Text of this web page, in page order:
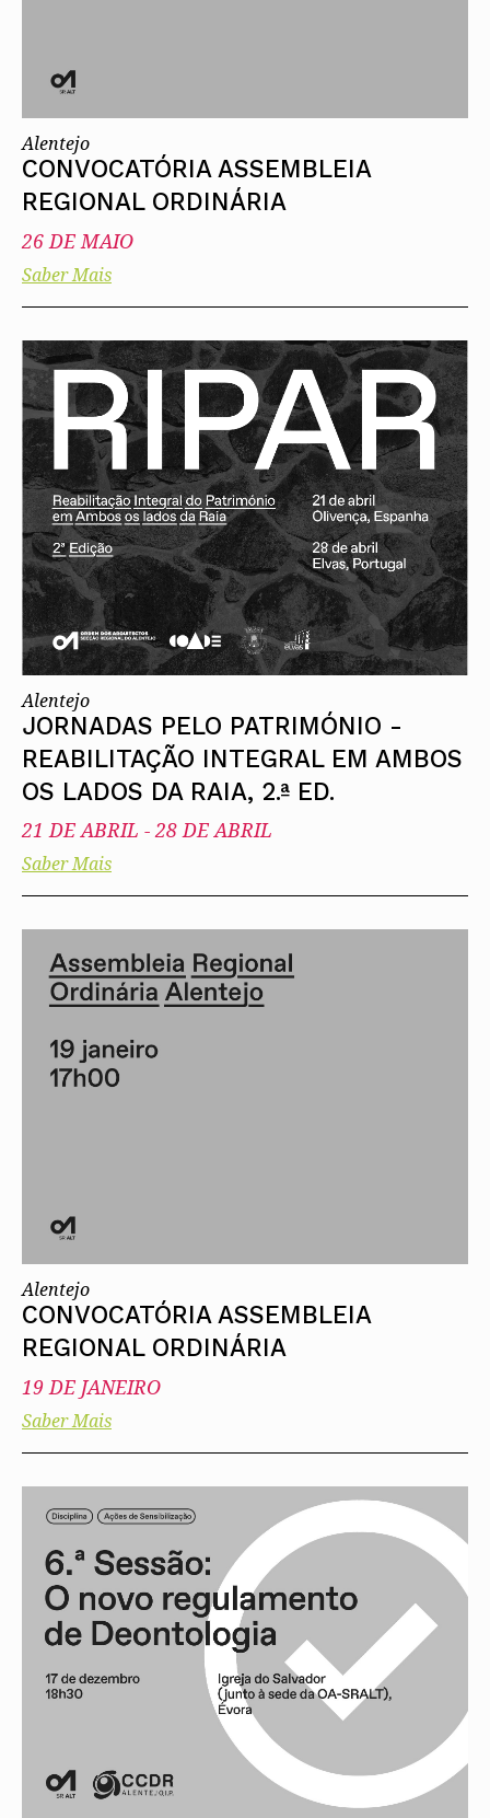
Alentejo
CONVOCATÓRIA ASSEMBLEIA
REGIONAL ORDINÁRIA
26 DE MAIO
Saber Mais
Alentejo
JORNADAS PELO PATRIMÓNIO -
REABILITAÇÃO INTEGRAL EM AMBOS
OS LADOS DA RAIA, 2.ª ED.
21 DE ABRIL -28 DE ABRIL
Saber Mais
Alentejo
CONVOCATÓRIA ASSEMBLEIA
REGIONAL ORDINÁRIA
19 DE JANEIRO
Saber Mais